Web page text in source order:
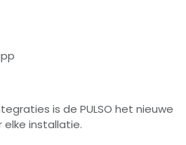
is de PULSO het nieuwe
installatie.